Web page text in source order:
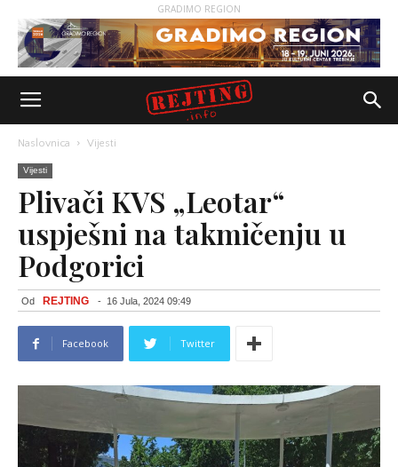
GRADIMO REGION
Naslovnica Vijesti
Vijesti
Plivači KVS „Leotar“
uspješni na takmičenju u
Podgorici
Od REJTING - 16 Jula, 2024 09:49
Facebook Twitter